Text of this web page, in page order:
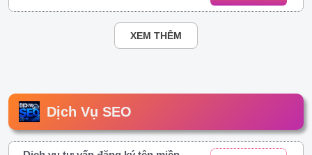
XEM THÊM
Dịch Vụ SEO